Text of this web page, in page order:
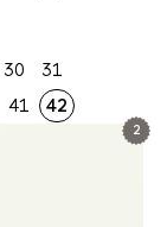
2
30
31
41 42